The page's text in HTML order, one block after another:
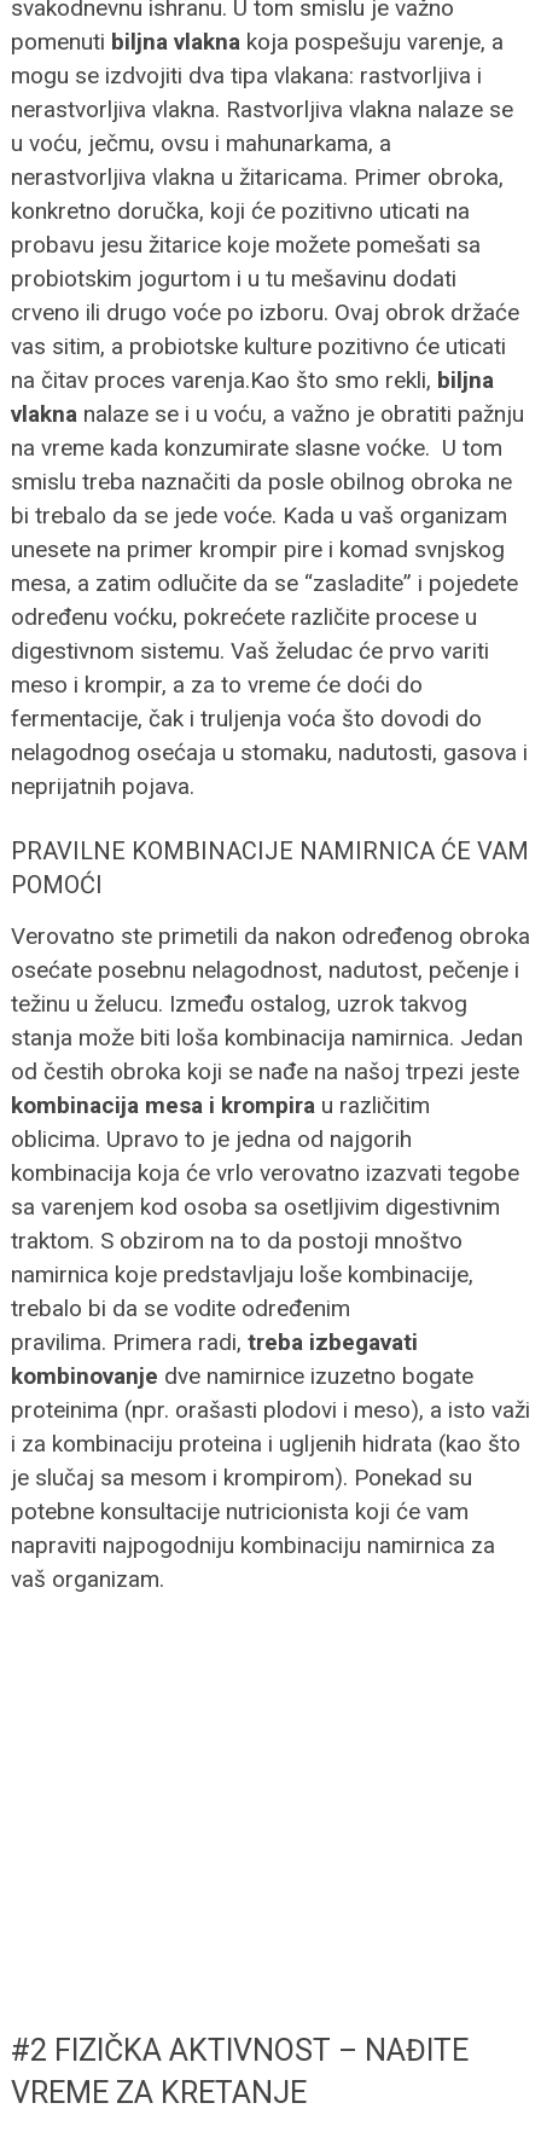
svakodnevnu ishranu. U tom smislu je važno
pomenuti biljna vlakna koja pospešuju varenje, a
mogu se izdvojiti dva tipa vlakana: rastvorljiva i
nerastvorljiva vlakna. Rastvorljiva vlakna nalaze se
u voću, ječmu, ovsu i mahunarkama, a
nerastvorljiva vlakna u žitaricama. Primer obroka,
konkretno doručka, koji će pozitivno uticati na
probavu jesu žitarice koje možete pomešati sa
probiotskim jogurtom i u tu mešavinu dodati
crveno ili drugo voće po izboru. Ovaj obrok držaće
vas sitim, a probiotske kulture pozitivno će uticati
na čitav proces varenja.Kao što smo rekli, biljna
vlakna nalaze se i u voću, a važno je obratiti pažnju
na vreme kada konzumirate slasne voćke. U tom
smislu treba naznačiti da posle obilnog obroka ne
bi trebalo da se jede voće. Kada u vaš organizam
unesete na primer krompir pire i komad svnjskog
mesa, a zatim odlučite da se “zasladite” i pojedete
određenu voćku, pokrećete različite procese u
digestivnom sistemu. Vaš želudac će prvo variti
meso i krompir, a za to vreme će doći do
fermentacije, čak i truljenja voća što dovodi do
nelagodnog osećaja u stomaku, nadutosti, gasova i
neprijatnih pojava.
PRAVILNE KOMBINACIJE NAMIRNICA ĆE VAM
POMOĆI
Verovatno ste primetili da nakon određenog obroka
osećate posebnu nelagodnost, nadutost, pečenje i
težinu u želucu. Između ostalog, uzrok takvog
stanja može biti loša kombinacija namirnica. Jedan
od čestih obroka koji se nađe na našoj trpezi jeste
kombinacija mesa i krompira u različitim
oblicima. Upravo to je jedna od najgorih
kombinacija koja će vrlo verovatno izazvati tegobe
sa varenjem kod osoba sa osetljivim digestivnim
traktom. S obzirom na to da postoji mnoštvo
namirnica koje predstavljaju loše kombinacije,
trebalo bi da se vodite određenim
pravilima. Primera radi, treba izbegavati
kombinovanje dve namirnice izuzetno bogate
proteinima (npr. orašasti plodovi i meso), a isto važi
i za kombinaciju proteina i ugljenih hidrata (kao što
je slučaj sa mesom i krompirom). Ponekad su
potebne konsultacije nutricionista koji će vam
napraviti najpogodniju kombinaciju namirnica za
vaš organizam.
#2 FIZIČKA AKTIVNOST – NAĐITE
VREME ZA KRETANJE